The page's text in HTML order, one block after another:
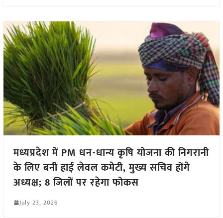
मध्यप्रदेश में PM धन-धान्य कृषि योजना की निगरानी
के लिए बनी हाई लेवल कमेटी, मुख्य सचिव होंगे
अध्यक्ष; 8 जिलों पर रहेगा फोकस
July 23, 2026